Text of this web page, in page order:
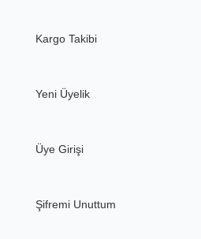
Kargo Takibi
Yeni Üyelik
Üye Girişi
Şifremi Unuttum